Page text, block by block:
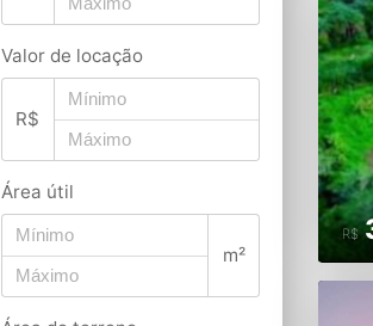
Valor de locação
R$
Área útil
m²
R$